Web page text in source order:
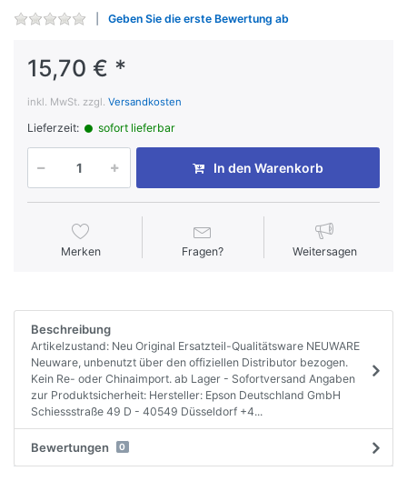
Geben Sie die erste Bewertung ab
15,70 € *
inkl. MwSt. zzgl. Versandkosten
Lieferzeit: sofort lieferbar
In den Warenkorb
Merken Fragen? Weitersagen
Beschreibung
Artikelzustand: Neu Original Ersatzteil-Qualitätsware NEUWARE
Neuware, unbenutzt über den offiziellen Distributor bezogen.
Kein Re- oder Chinaimport. ab Lager - Sofortversand Angaben
zur Produktsicherheit: Hersteller: Epson Deutschland GmbH
Schiessstraße 49 D - 40549 Düsseldorf +4...
Bewertungen 0